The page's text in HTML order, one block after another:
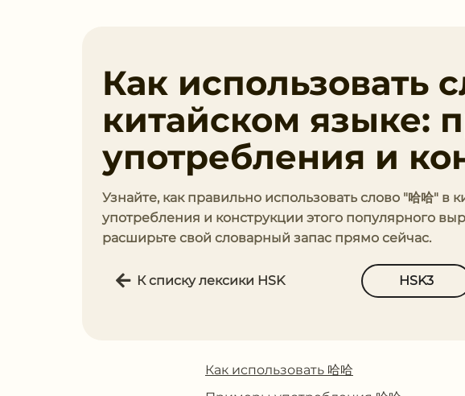
Как использовать
китайском языке:
употребления и
Узнайте, как правильно использовать слово "哈哈"
употребления и конструкции этого популярного
расширьте свой словарный запас прямо сейчас.
К списку лексики HSK HSK3
Как использовать 哈哈